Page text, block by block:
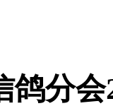
鸽分